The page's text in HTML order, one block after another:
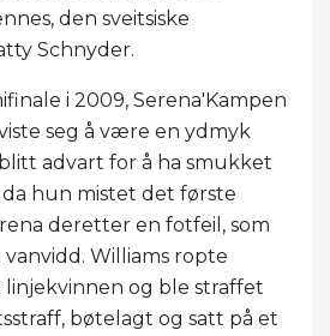
den sveitsiske
Schnyder.
i 2009, Serena'Kampen
seg å være en ydmyk
advart for å ha smukket
hun mistet det første
deretter en fotfeil, som
Williams ropte
og ble straffet
bøtelagt og satt på et